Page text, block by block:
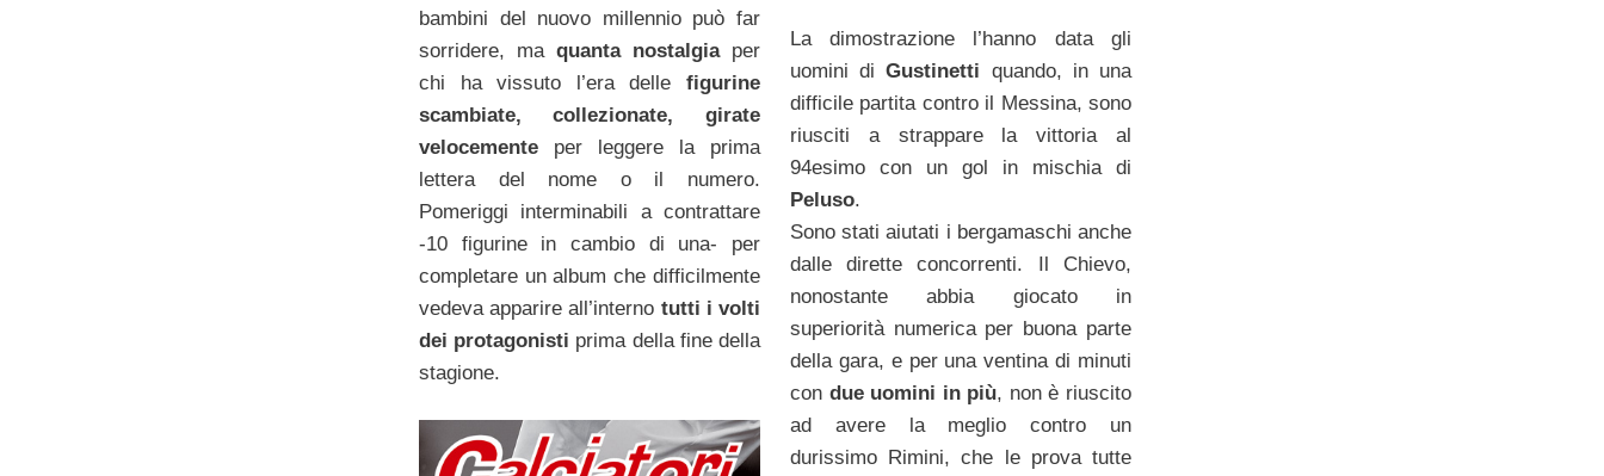
La dimostrazione l’hanno data gli
uomini diGustinetti quando, in una
difficile partita contro il Messina, sono
riusciti a strappare la vittoria al
94esimo con un gol in mischia di
Peluso.
Sono stati aiutati i bergamaschi anche
dalle dirette concorrenti. Il Chievo,
nonostante abbia giocato in
superiorità numerica per buona parte
della gara, e per una ventina di minuti
con due uomini in più, non è riuscito
ad avere la meglio contro un
durissimo Rimini, che le prova tutte
bambini del nuovo millennio può far
sorridere, ma quanta nostalgia per
chi ha vissuto l’era delle figurine
scambiate, collezionate, girate
velocementeper leggere la prima
lettera del nome o il numero.
Pomeriggi interminabili a contrattare
-10 figurine in cambio di una- per
completare un album che difficilmente
vedeva apparire all’interno tutti i volti
dei protagonisti prima della fine della
stagione.